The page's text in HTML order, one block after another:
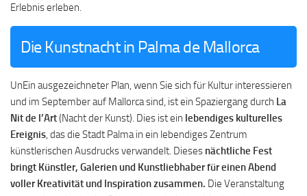
Erlebnis erleben.
Die Kunstnacht in Palma de Mallorca
UnEin ausgezeichneter Plan, wenn Sie sich für Kultur interessieren
und im September auf Mallorca sind, ist ein Spaziergang durch La
Nit de l’Art(Nacht der Kunst). Dies ist ein lebendiges kulturelles
Ereignis , das die Stadt Palma in ein lebendiges Zentrum
künstlerischen Ausdrucks verwandelt. Dieses nächtliche Fest
bringt Künstler, Galerien und Kunstliebhaber für einen Abend
voller Kreativität und Inspiration zusammen. Die Veranstaltung